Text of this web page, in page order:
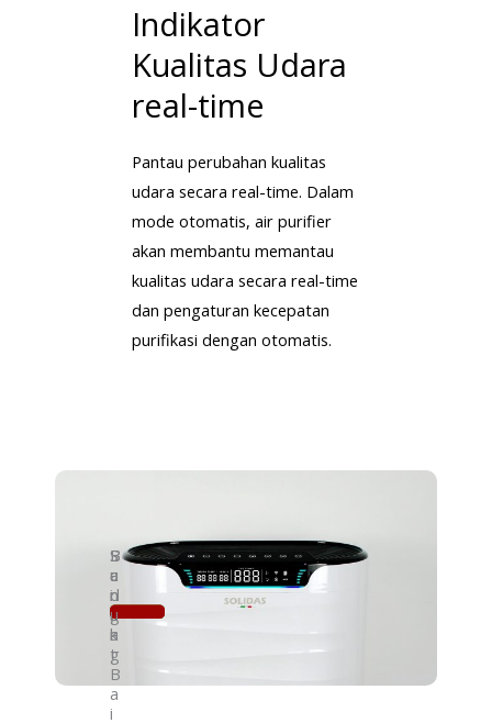
Indikator
Kualitas Udara
real-time
Pantau perubahan kualitas
udara secara real-time. Dalam
mode otomatis, air purifier
akan membantu memantau
kualitas udara secara real-time
dan pengaturan kecepatan
purifikasi dengan otomatis.
S
a
n
g
a
t
B
a
i
B
a
i
k
S
e
d
a
n
g
B
u
r
u
k